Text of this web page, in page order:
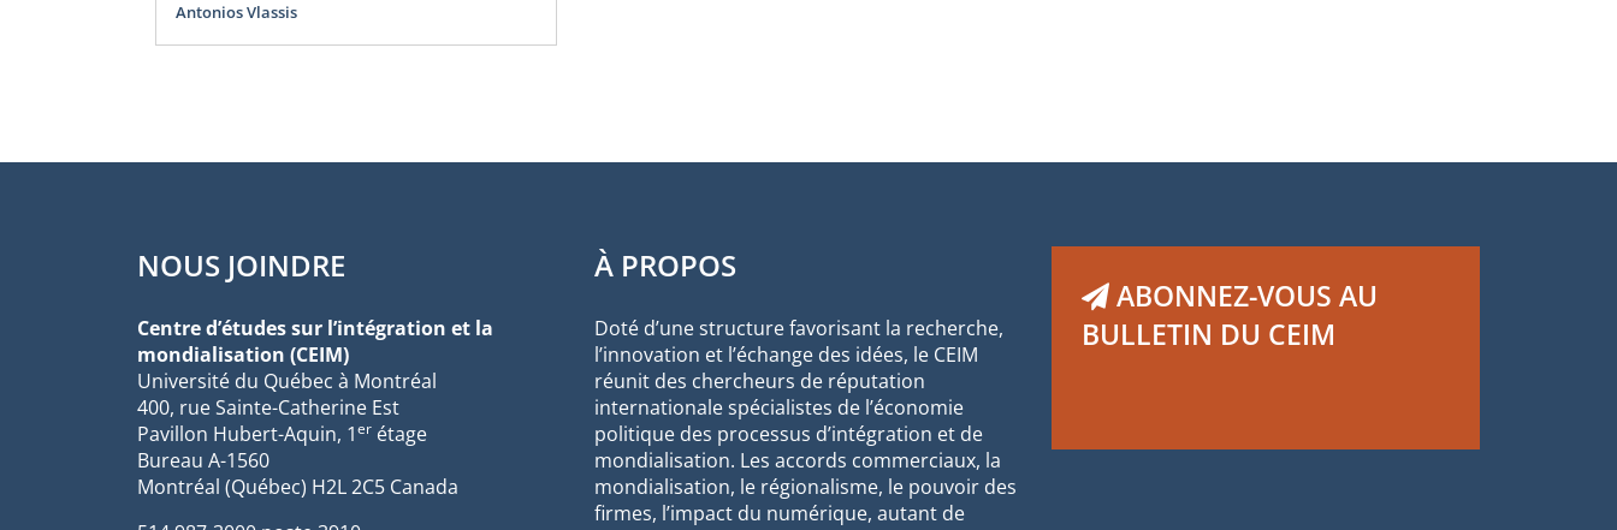
Antonios Vlassis
NOUS JOINDRE
Centre d’études sur l’intégration et la
mondialisation (CEIM)
Université du Québec à Montréal
400, rue Sainte-Catherine Est
Pavillon Hubert-Aquin, 1er étage
Bureau A-1560
Montréal (Québec) H2L 2C5 Canada
À PROPOS
Doté d’une structure favorisant la recherche,
l’innovation et l’échange des idées, le CEIM
réunit des chercheurs de réputation
internationale spécialistes de l’économie
politique des processus d’intégration et de
mondialisation. Les accords commerciaux, la
mondialisation, le régionalisme, le pouvoir des
firmes, l’impact du numérique, autant de
ABONNEZ-VOUS AU
BULLETIN DU CEIM